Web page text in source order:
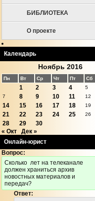
БИБЛИОТЕКА
О проекте
Календарь
Ноябрь 2016
Пн Вт Ср Чт Пт Сб
1 2 3 4 5
7
8 9 10 11 12
14 15 16 17 18 19
21 22 23 24 25 26
28 29
30
« Окт
Дек »
Онлайн-юрист
Вопрос:
Cколько лет на телеканале
должен храниться архив
новостных материалов и
передач?
Ответ: